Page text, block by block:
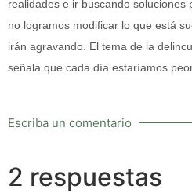
realidades e ir buscando soluciones
no logramos modificar lo que está
irán agravando. El tema de la
señala que cada día estaríamos
Escriba un comentario
2 respuestas